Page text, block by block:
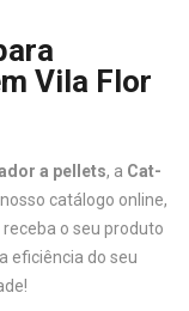
Vila Flor
a pellets, a Cat-
catálogo online,
o seu produto
eficiência do seu